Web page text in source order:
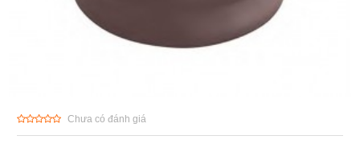
Chưa có đánh giá